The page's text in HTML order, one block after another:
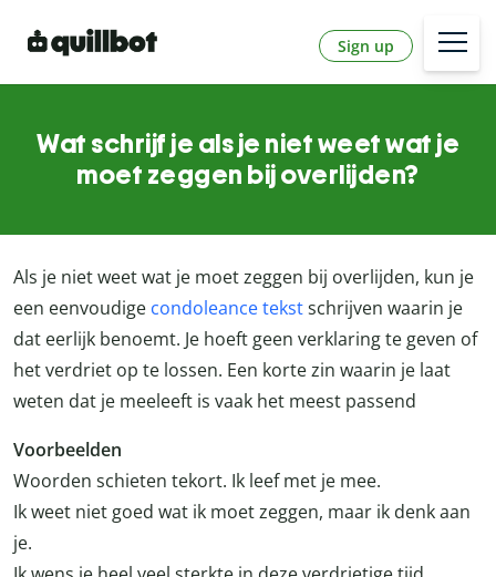
Sign up
Wat schrijf je als je niet weet wat je
moet zeggen bij overlijden?
Als je niet weet wat je moet zeggen bij overlijden, kun je
een eenvoudige condoleance tekstschrijven waarin je
dat eerlijk benoemt. Je hoeft geen verklaring te geven of
het verdriet op te lossen. Een korte zin waarin je laat
weten dat je meeleeft is vaak het meest passend
Voorbeelden
Woorden schieten tekort. Ik leef met je mee.
Ik weet niet goed wat ik moet zeggen, maar ik denk aan
je.